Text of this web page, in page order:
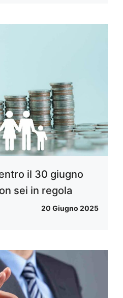
il 30 giugno
sei in regola
20 Giugno 2025